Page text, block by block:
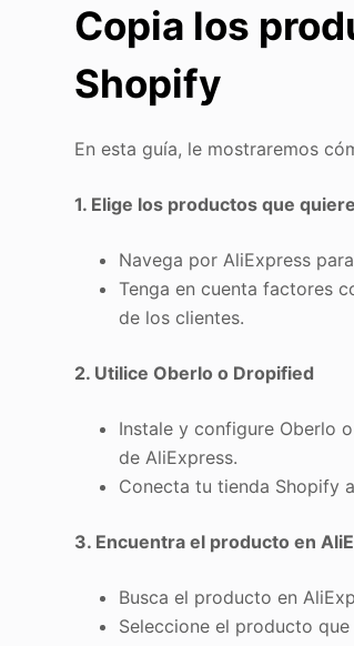
Copia los
Shopify
En esta guía, le mostraremos
1. Elige los productos que
Navega por AliExpress
Tenga en cuenta factores
de los clientes.
2. Utilice Oberlo o Dropified
Instale y configure Oberlo
de AliExpress.
Conecta tu tienda Shopify
3. Encuentra el producto en
Busca el producto en
Seleccione el producto